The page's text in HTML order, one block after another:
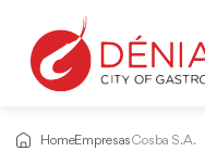
HomeEmpresasCosba S.A.